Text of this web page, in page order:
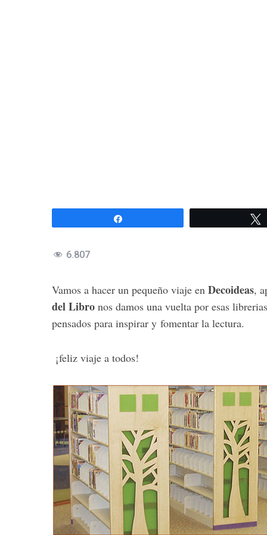
6.807
Vamos a hacer un pequeño viaje en Decoideas,
del Libro nos damos una vuelta por esas
pensados para inspirar y fomentar la lectura.
¡feliz viaje a todos!